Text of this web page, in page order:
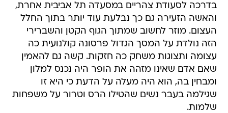
בדרכה לסעודת צהריים במסעדה תל אביבית אחרת,
והאשה הזעירה גם כך נבלעת עוד יותר בתוך החלל
העצום. מוזר לחשוב שמתוך הגוף הקטן והשברירי
הזה נולדת על המסך הגדול פרסונה קולנועית כה
עצומה ותצוגות משחק כה חזקות. קשה גם להאמין
שאם אדם שאינו מזהה את הופר היה נכנס למלון
ומבחין בה, הוא היה מעלה על הדעת כי היא זו
שגילמה בעבר נשים שהטילו הרס וטרור על משפחות
שלמות.